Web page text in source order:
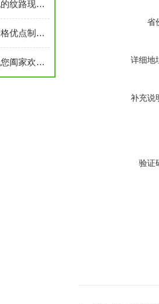
铝箔橡塑保温棉上出现的纹路现象探讨
铝箔橡塑保温棉板管价格优点制作工艺
华能泓裕恭贺中秋，祝您阖家欢乐！
省
详细地
补充说
验证